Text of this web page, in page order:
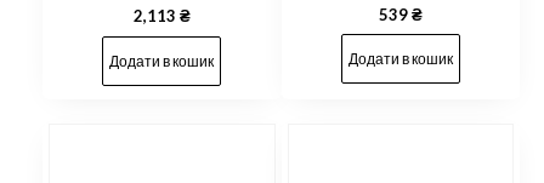
2,113 ₴
Додати в кошик
539₴
Додати в кошик